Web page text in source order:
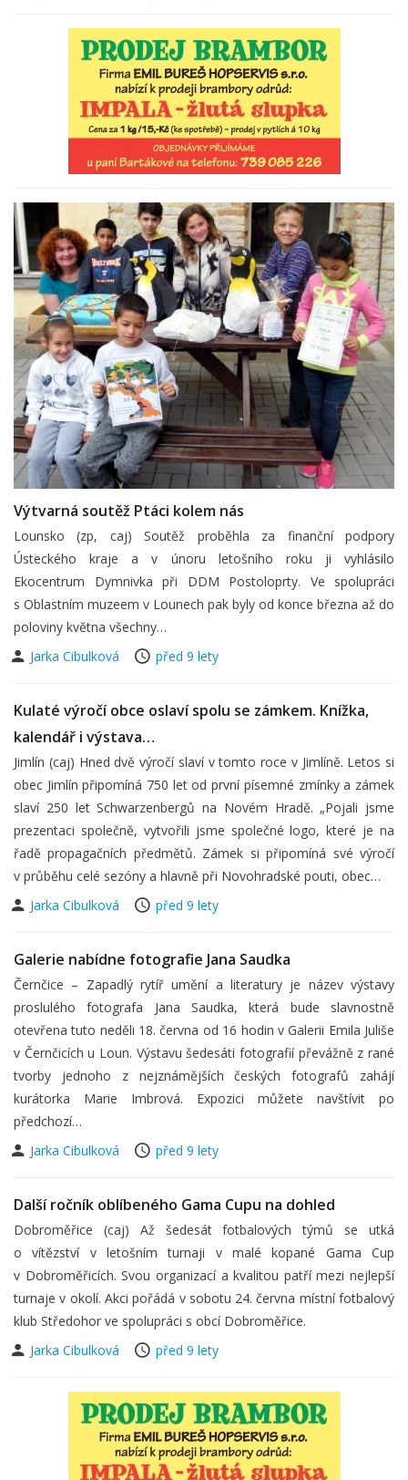
Výtvarná soutěž Ptáci kolem nás
Lounsko (zp, caj) Soutěž proběhla za finanční podpory
Ústeckého kraje a v únoru letošního roku ji vyhlásilo
Ekocentrum Dymnivka při DDM Postoloprty. Ve spolupráci
s Oblastním muzeem v Lounech pak byly od konce března až do
poloviny května všechny…
Jarka Cibulková
před 9 lety
Kulaté výročí obce oslaví spolu se zámkem. Knížka,
kalendář i výstava…
Jimlín (caj) Hned dvě výročí slaví v tomto roce v Jimlíně. Letos si
obec Jimlín připomíná 750 let od první písemné zmínky a zámek
slaví 250 let Schwarzenbergů na Novém Hradě. „Pojali jsme
prezentaci společně, vytvořili jsme společné logo, které je na
řadě propagačních předmětů. Zámek si připomíná své výročí
v průběhu celé sezóny a hlavně při Novohradské pouti, obec…
Jarka Cibulková
před 9 lety
Galerie nabídne fotografie Jana Saudka
Černčice – Zapadlý rytíř umění a literatury je název výstavy
proslulého fotografa Jana Saudka, která bude slavnostně
otevřena tuto neděli 18. června od 16 hodin v Galerii Emila Juliše
v Černčicích u Loun. Výstavu šedesáti fotografií převážně z rané
tvorby jednoho z nejznámějších českých fotografů zahájí
kurátorka Marie Imbrová. Expozici můžete navštívit po
předchozí…
Jarka Cibulková
před 9 lety
Další ročník oblíbeného Gama Cupu na dohled
Dobroměřice (caj) Až šedesát fotbalových týmů se utká
o vítězství v letošním turnaji v malé kopané Gama Cup
v Dobroměřicích. Svou organizací a kvalitou patří mezi nejlepší
turnaje v okolí. Akci pořádá v sobotu 24. června místní fotbalový
klub Středohor ve spolupráci s obcí Dobroměřice.
Jarka Cibulková
před 9 lety